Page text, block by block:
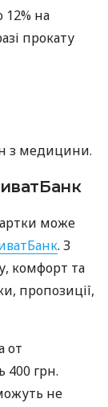
на
прокату
з медицини.
може
. З
комфорт та
пропозиції,
от
400 грн.
не